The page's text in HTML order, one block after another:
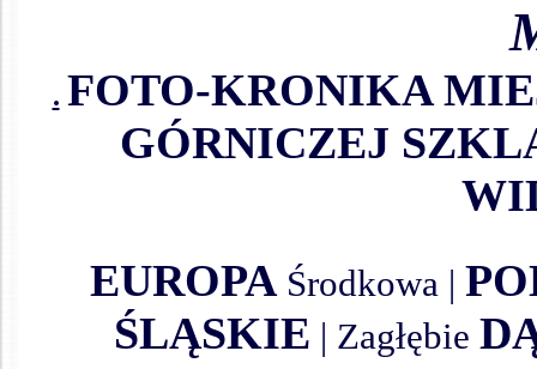
. FOTO-KRONIKA
GÓRNICZEJ
EUROPAŚrodkowa |
ŚLĄSKIE | Zagłębie